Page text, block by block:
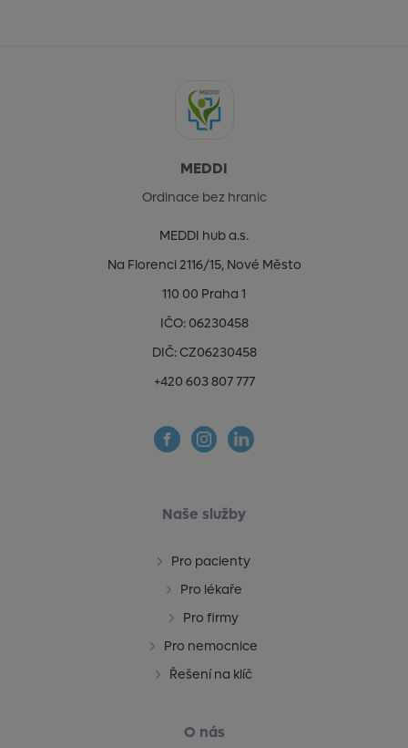
MEDDI
Ordinace bez hranic
MEDDI hub a.s.
Na Florenci 2116/15, Nové Město
110 00 Praha 1
IČO: 06230458
DIČ: CZ06230458
+420 603 807 777
Naše služby
Pro pacienty
Pro lékaře
Pro firmy
Pro nemocnice
Řešení na klíč
O nás